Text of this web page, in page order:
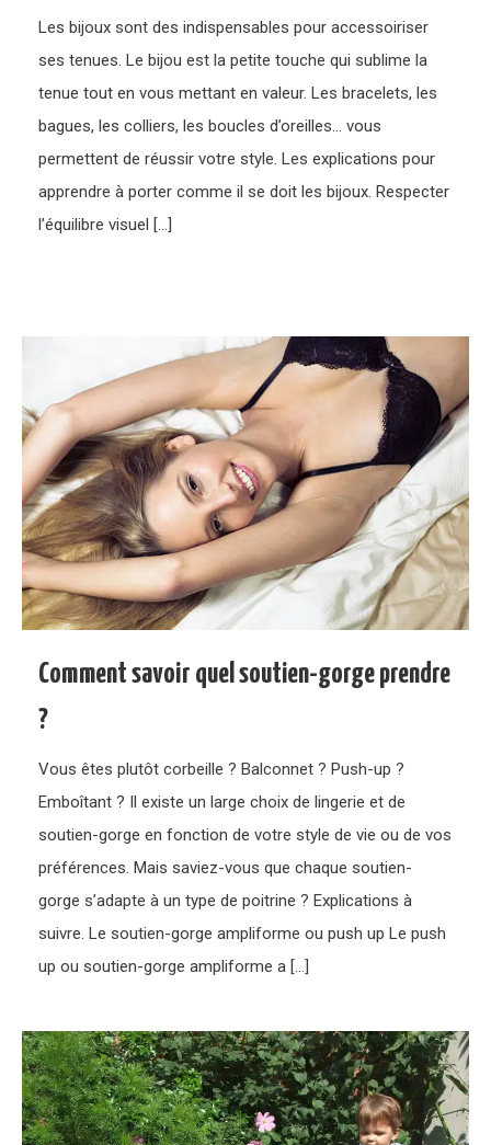
Les bijoux sont des indispensables pour accessoiriser
ses tenues. Le bijou est la petite touche qui sublime la
tenue tout en vous mettant en valeur. Les bracelets, les
bagues, les colliers, les boucles d’oreilles… vous
permettent de réussir votre style. Les explications pour
apprendre à porter comme il se doit les bijoux. Respecter
l’équilibre visuel […]
Comment savoir quel soutien-gorge prendre
?
Vous êtes plutôt corbeille ? Balconnet ? Push-up ?
Emboîtant ? Il existe un large choix de lingerie et de
soutien-gorge en fonction de votre style de vie ou de vos
préférences. Mais saviez-vous que chaque soutien-
gorge s’adapte à un type de poitrine ? Explications à
suivre. Le soutien-gorge ampliforme ou push up Le push
up ou soutien-gorge ampliforme a […]